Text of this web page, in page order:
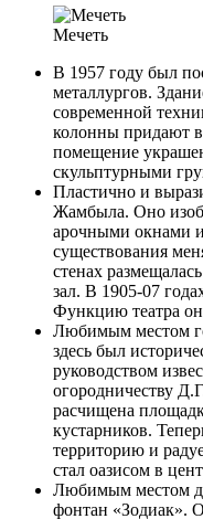
Мечеть
В 1957 году был
металлургов.
современной
колонны придают
помещение
скульптурными
Пластично и
Жамбыла. Оно
арочными окнами
существования
стенах
зал. В 1905-07
Функцию театра он
Любимым местом
здесь был
руководством
огородничеству
расчищена
кустарников.
территорию и
стал оазисом в
Любимым местом
фонтан «Зодиак».